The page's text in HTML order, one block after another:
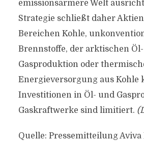
emissionsärmere Welt
Strategie schließt daher
Bereichen Kohle,
Brennstoffe, der arktischen
Gasproduktion oder
Energieversorgung aus Kohle
Investitionen in Öl- und
Gaskraftwerke sind limitiert.
Quelle: Pressemitteilung